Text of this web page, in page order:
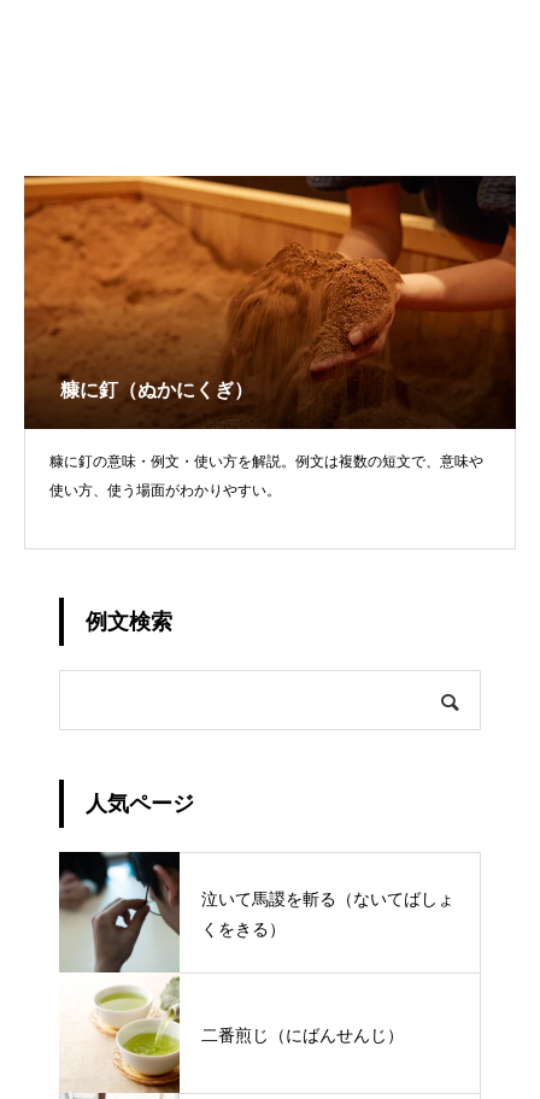
糠に釘（ぬかにくぎ）
糠に釘の意味・例文・使い方を解説。例文は複数の短文で、意味や
使い方、使う場面がわかりやすい。
例文検索
人気ページ
泣いて馬謖を斬る（ないてばしょ
くをきる）
二番煎じ（にばんせんじ）